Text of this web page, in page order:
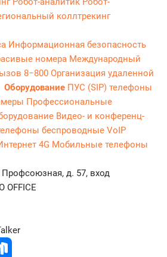
коллтрекинг
Информационная безопасность
номера Международный
8−800 Организация удаленной
Оборудование ПУС (SIP) телефоны
Профессиональные
Видео- и конференц-
беспроводные VoIP
4G Мобильные телефоны
Профсоюзная, д. 57, вход
OFFICE